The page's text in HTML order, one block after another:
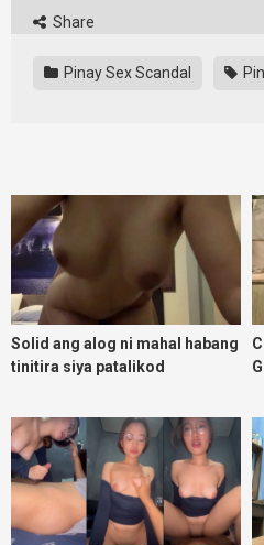
Share
Pinay Sex Scandal
Solid ang alog ni mahal habang
tinitira siya patalikod